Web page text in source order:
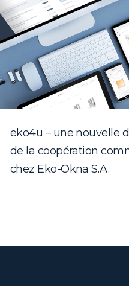
eko4u – une nouvelle
de la coopération
chez Eko-Okna S.A.